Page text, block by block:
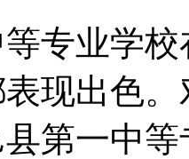
专业学
现出色
第一中